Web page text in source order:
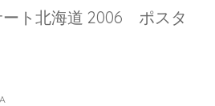
ート北海道 2006 ポスタ